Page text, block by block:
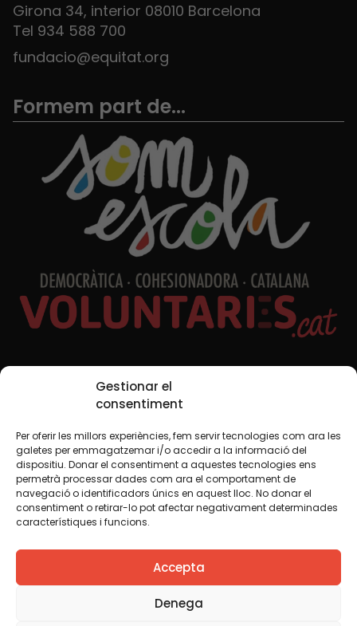
Gestionar el
consentiment
Per oferir les millors experiències, fem servir tecnologies com ara les
galetes per emmagatzemar i/o accedir a la informació del
dispositiu. Donar el consentiment a aquestes tecnologies ens
permetrà processar dades com ara el comportament de
navegació o identificadors únics en aquest lloc. No donar el
consentiment o retirar-lo pot afectar negativament determinades
característiques i funcions.
Accepta
Denega
Girona 34, interior 08010 Barcelona
Tel 934 588 700
fundacio@equitat.org
Formem part de...
Xarxes Socials
TWT YTB IG FB IN
Avís legalPolítica de cookies
Creiem que el coneixement s’ha de compartir. Per això
fem servir una llicència Creative Commons, llevat que en
algun material indiquem el contrari. Us animem a copiar,
redistribuir, remesclar o transformar i crear els continguts